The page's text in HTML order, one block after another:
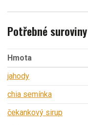
Potřebné suroviny
Hmota
jahody
chia semínka
čekankový sirup